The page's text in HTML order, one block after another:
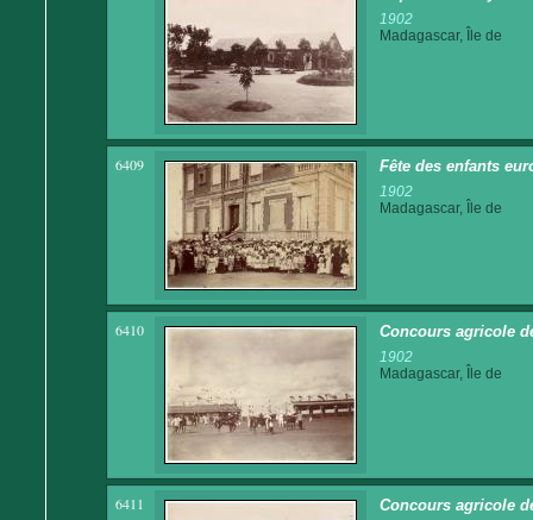
1902
Madagascar, Île de
6409 Fête des enfants
1902
Madagascar, Île de
6410 Concours agricole
1902
Madagascar, Île de
6411 Concours agricole